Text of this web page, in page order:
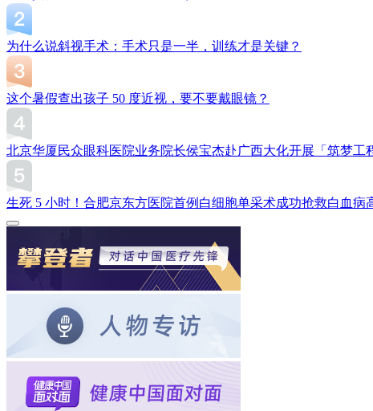
为什么说斜视手术：手术只是一半，训练才是关键？
这个暑假查出孩子 50 度近视，要不要戴眼镜？
北京华厦民众眼科医院业务院长侯宝杰赴广西大化开展「筑梦工
生死 5 小时！合肥京东方医院首例白细胞单采术成功抢救白血病